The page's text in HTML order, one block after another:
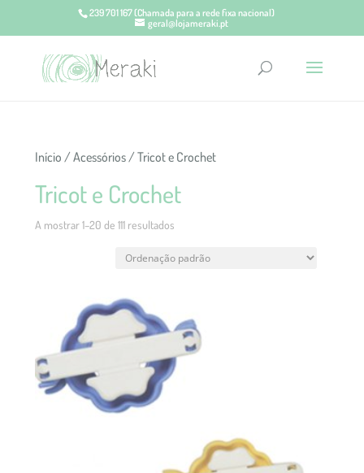
239 701 167(Chamada para a rede fixa nacional)
geral@lojameraki.pt
Início /Acessórios/ Tricot e Crochet
Tricot e Crochet
A mostrar 1–20 de 111 resultados